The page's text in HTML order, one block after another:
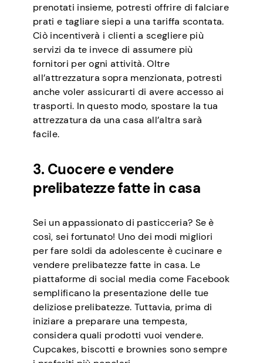
prenotati insieme, potresti offrire di falciare
prati e tagliare siepi a una tariffa scontata.
Ciò incentiverà i clienti a scegliere più
servizi da te invece di assumere più
fornitori per ogni attività. Oltre
all’attrezzatura sopra menzionata, potresti
anche voler assicurarti di avere accesso ai
trasporti. In questo modo, spostare la tua
attrezzatura da una casa all’altra sarà
facile.
3. Cuocere e vendere
prelibatezze fatte in casa
Sei un appassionato di pasticceria? Se è
così, sei fortunato! Uno dei modi migliori
per fare soldi da adolescente è cucinare e
vendere prelibatezze fatte in casa. Le
piattaforme di social media come Facebook
semplificano la presentazione delle tue
deliziose prelibatezze. Tuttavia, prima di
iniziare a preparare una tempesta,
considera quali prodotti vuoi vendere.
Cupcakes, biscotti e brownies sono sempre